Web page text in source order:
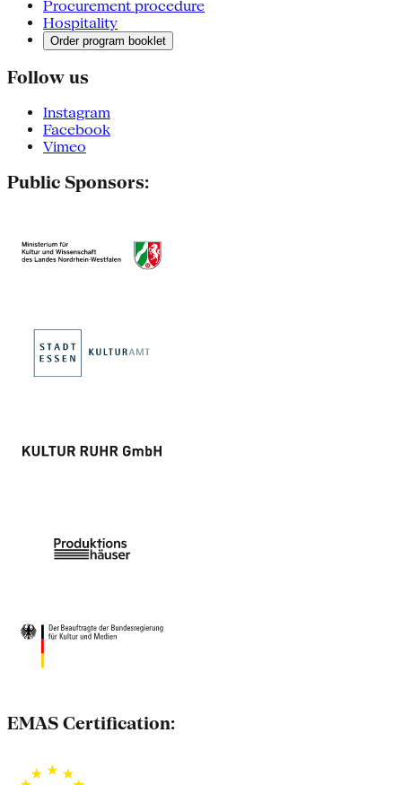
Procurement procedure
Hospitality
Order program booklet
Follow us
Instagram
Facebook
Vimeo
Public Sponsors:
EMAS Certification: